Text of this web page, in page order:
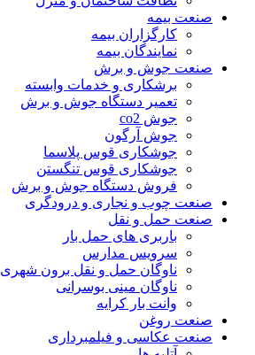
صنعت بیمه
کارگزاران بیمه
نمایندگان بیمه
صنعت جوش و برش
برشکاری و خدمات وابسته
تعمیر دستگاه جوش و برش
جوش co2
جوش آرگون
جوشکاری قوس پلاسما
جوشکاری قوس تنگستن
فروش دستگاه جوش و برش
صنعت چوب و نجاری و درودگری
صنعت حمل و نقل
باربری های حمل بار
سرویس مدارس
ناوگان حمل و نقل برون شهری
ناوگان مینی بوسرانی
وانت بار کرایه
صنعت روغن
صنعت عکاسی و فیلمبرداری